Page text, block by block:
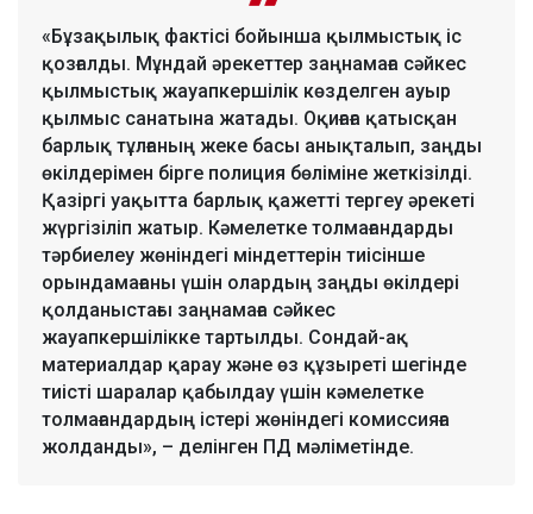
«Бұзақылық фактісі бойынша қылмыстық іс
қозғалды. Мұндай әрекеттер заңнамаға сәйкес
қылмыстық жауапкершілік көзделген ауыр
қылмыс санатына жатады. Оқиғаға қатысқан
барлық тұлғаның жеке басы анықталып, заңды
өкілдерімен бірге полиция бөліміне жеткізілді.
Қазіргі уақытта барлық қажетті тергеу әрекеті
жүргізіліп жатыр. Кәмелетке толмағандарды
тәрбиелеу жөніндегі міндеттерін тиісінше
орындамағаны үшін олардың заңды өкілдері
қолданыстағы заңнамаға сәйкес
жауапкершілікке тартылды. Сондай-ақ
материалдар қарау және өз құзыреті шегінде
тиісті шаралар қабылдау үшін кәмелетке
толмағандардың істері жөніндегі комиссияға
жолданды», – делінген ПД мәліметінде.